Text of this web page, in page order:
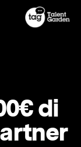
di